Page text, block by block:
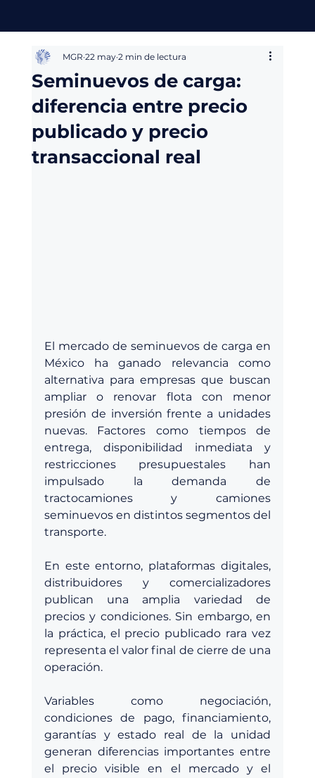
Seminuevos de carga:
diferencia entre precio
publicado y precio
transaccional real
MGR 22 may 2 min de lectura
El mercado de seminuevos de carga en
México ha ganado relevancia como
alternativa para empresas que buscan
ampliar o renovar flota con menor
presión de inversión frente a unidades
nuevas. Factores como tiempos de
entrega, disponibilidad inmediata y
restricciones presupuestales han
impulsado la demanda de
tractocamiones y camiones
seminuevos en distintos segmentos del
transporte.
En este entorno, plataformas digitales,
distribuidores y comercializadores
publican una amplia variedad de
precios y condiciones. Sin embargo, en
la práctica, el precio publicado rara vez
representa el valor final de cierre de una
operación.
Variables como negociación,
condiciones de pago, financiamiento,
garantías y estado real de la unidad
generan diferencias importantes entre
el precio visible en el mercado y el